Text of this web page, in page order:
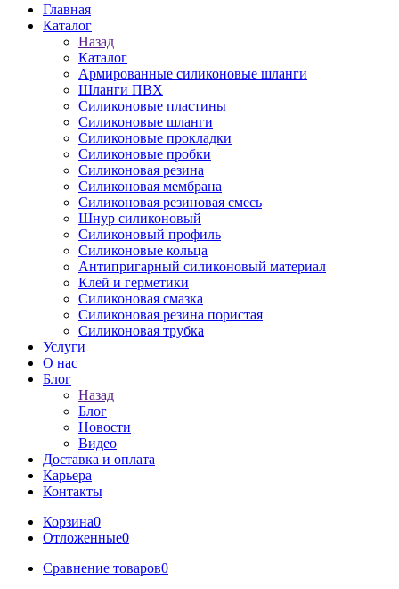
Главная
Каталог
Назад
Каталог
Армированные силиконовые шланги
Шланги ПВХ
Силиконовые пластины
Силиконовые шланги
Силиконовые прокладки
Силиконовые пробки
Силиконовая резина
Силиконовая мембрана
Силиконовая резиновая смесь
Шнур силиконовый
Силиконовый профиль
Силиконовые кольца
Антипригарный силиконовый материал
Клей и герметики
Силиконовая смазка
Силиконовая резина пористая
Силиконовая трубка
Услуги
О нас
Блог
Назад
Блог
Новости
Видео
Доставка и оплата
Карьера
Контакты
Корзина0
Отложенные0
Сравнение товаров0